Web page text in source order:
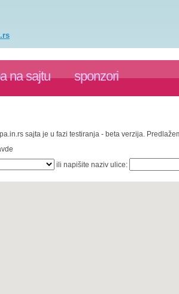
na sajtu sponzori
sajta je u fazi testiranja - beta verzija.
ili napišite naziv ulice: